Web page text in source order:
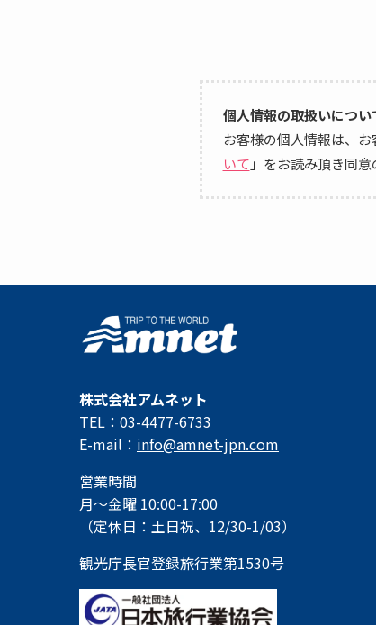
個人情報の取扱いについ
お客様の個人情報は、
いて 」をお読み頂き同
株式会社アムネット
TEL：03-4477-6733
E-mail： info@amnet-jpn.com
営業時間
月～金曜 10:00-17:00
（定休日：土日祝、12/30-1/03）
観光庁長官登録旅行業第1530号